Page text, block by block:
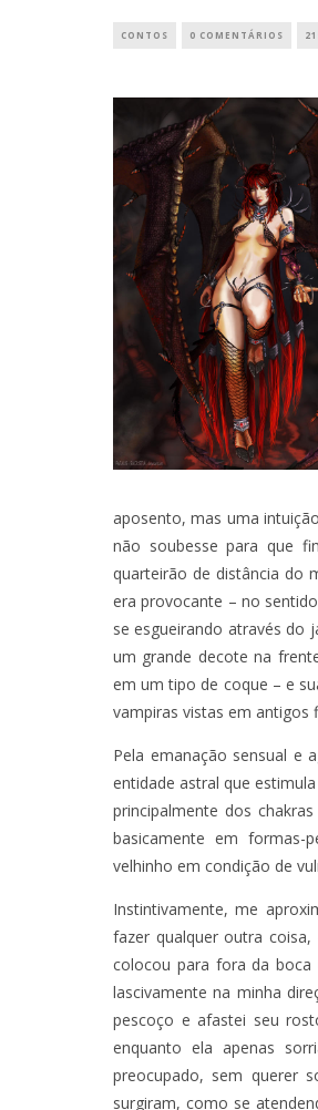
CONTOS 0 COMENTÁRIOS
aposento, mas uma
não soubesse para que
quarteirão de distância do
era provocante – no
se esgueirando através do
um grande decote na
em um tipo de coque – e
vampiras vistas em antigos
Pela emanação sensual e
entidade astral que
principalmente dos
basicamente em formas-
velhinho em condição de
Instintivamente, me
fazer qualquer outra
colocou para fora da
lascivamente na minha
pescoço e afastei seu
enquanto ela apenas
preocupado, sem querer
surgiram, como se
TÁ PERDIDO? – EPISÓDIO
JUNHO 25, 2022